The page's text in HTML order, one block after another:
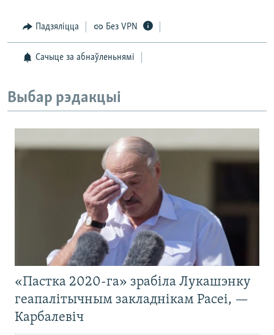
Падзяліцца Без VPN
Сачыце за абнаўленьнямі
Выбар рэдакцыі
«Пастка 2020-га» зрабіла Лукашэнку
геапалітычным закладнікам Расеі, —
Карбалевіч